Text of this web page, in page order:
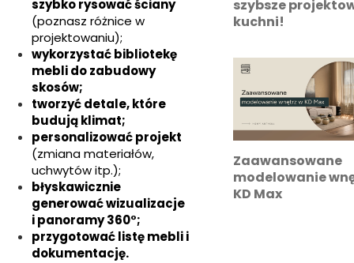
szybko rysować ściany
(poznasz różnice w
projektowaniu);
wykorzystać bibliotekę
mebli do zabudowy
skosów;
tworzyć detale, które
budują klimat;
personalizować projekt
(zmiana materiałów,
uchwytów itp.);
błyskawicznie
generować wizualizacje
i panoramy 360°;
przygotować listę mebli i
dokumentację.
szybsze
kuchni!
Zaawansowane
modelowanie
KD Max